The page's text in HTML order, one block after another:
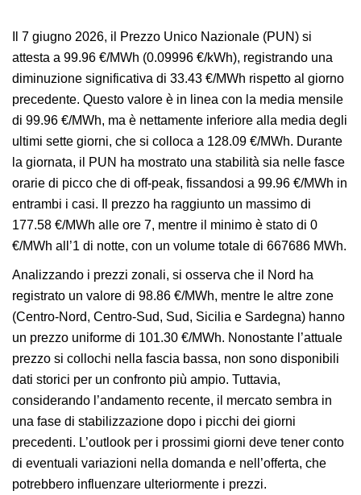
Il 7 giugno 2026, il Prezzo Unico Nazionale (PUN) si
attesta a 99.96 €/MWh (0.09996 €/kWh), registrando una
diminuzione significativa di 33.43 €/MWh rispetto al giorno
precedente. Questo valore è in linea con la media mensile
di 99.96 €/MWh, ma è nettamente inferiore alla media degli
ultimi sette giorni, che si colloca a 128.09 €/MWh. Durante
la giornata, il PUN ha mostrato una stabilità sia nelle fasce
orarie di picco che di off-peak, fissandosi a 99.96 €/MWh in
entrambi i casi. Il prezzo ha raggiunto un massimo di
177.58 €/MWh alle ore 7, mentre il minimo è stato di 0
€/MWh all’1 di notte, con un volume totale di 667686 MWh.
Analizzando i prezzi zonali, si osserva che il Nord ha
registrato un valore di 98.86 €/MWh, mentre le altre zone
(Centro-Nord, Centro-Sud, Sud, Sicilia e Sardegna) hanno
un prezzo uniforme di 101.30 €/MWh. Nonostante l’attuale
prezzo si collochi nella fascia bassa, non sono disponibili
dati storici per un confronto più ampio. Tuttavia,
considerando l’andamento recente, il mercato sembra in
una fase di stabilizzazione dopo i picchi dei giorni
precedenti. L’outlook per i prossimi giorni deve tener conto
di eventuali variazioni nella domanda e nell’offerta, che
potrebbero influenzare ulteriormente i prezzi.